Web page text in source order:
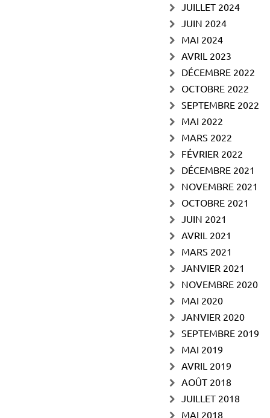
JUILLET 2024
JUIN 2024
MAI 2024
AVRIL 2023
DÉCEMBRE 2022
OCTOBRE 2022
SEPTEMBRE 2022
MAI 2022
MARS 2022
FÉVRIER 2022
DÉCEMBRE 2021
NOVEMBRE 2021
OCTOBRE 2021
JUIN 2021
AVRIL 2021
MARS 2021
JANVIER 2021
NOVEMBRE 2020
MAI 2020
JANVIER 2020
SEPTEMBRE 2019
MAI 2019
AVRIL 2019
AOÛT 2018
JUILLET 2018
MAI 2018